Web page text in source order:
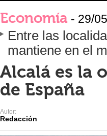
Economía - 29/
Entre las
mantiene en el
Alcalá es la
de España
Autor:
Redacción